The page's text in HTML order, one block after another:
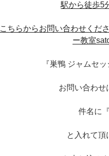
駅から徒歩5
こちらからお問い合わせくだ
ー教室
『巣鴨 ジャムセ
お問い合わせ
件名に
と入れて頂